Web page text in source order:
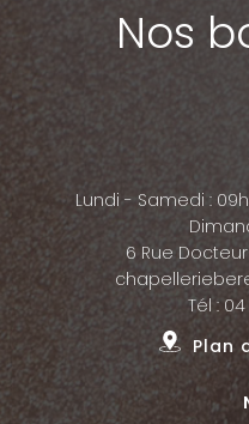
Nos
Lundi - Samedi :
6 Rue
Tél :
Plan